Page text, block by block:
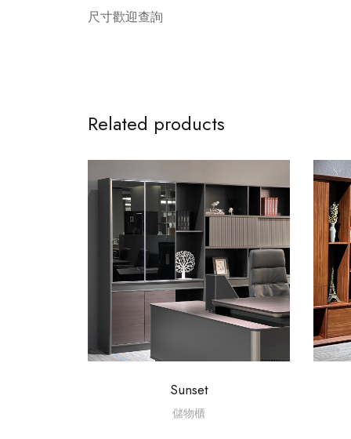
尺寸歡迎查詢
Related products
Sunset
儲物櫃